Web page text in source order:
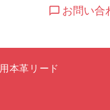
お問い合
本革リード